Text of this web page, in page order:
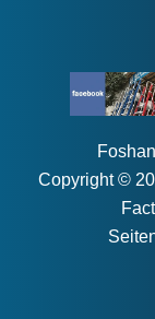
Copyright ©